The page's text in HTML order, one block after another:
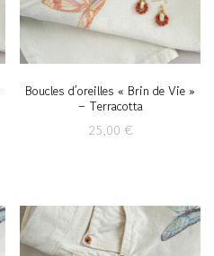
Boucles d’oreilles « Brin de Vie »
– Terracotta
25,00 €